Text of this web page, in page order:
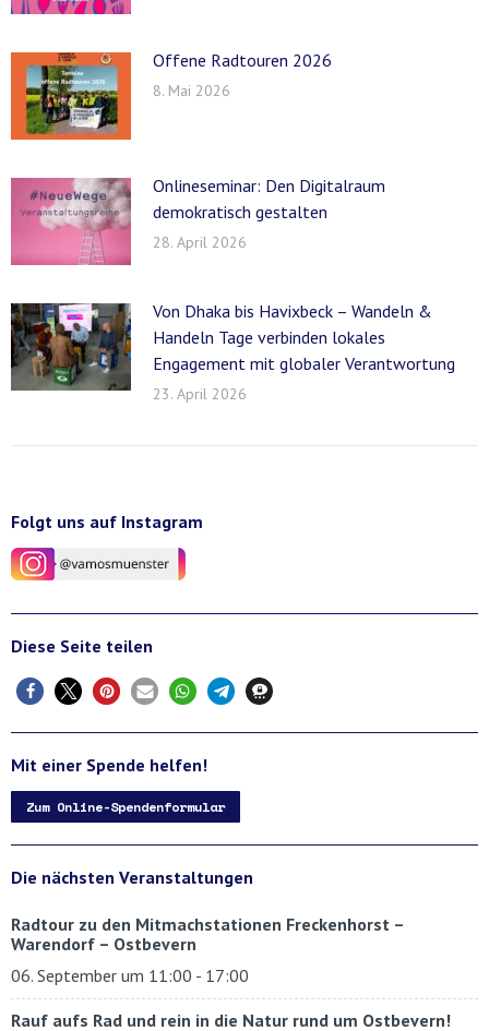
Offene Radtouren 2026
8. Mai 2026
Onlineseminar: Den Digitalraum
demokratisch gestalten
28. April 2026
Von Dhaka bis Havixbeck – Wandeln &
Handeln Tage verbinden lokales
Engagement mit globaler Verantwortung
23. April 2026
Folgt uns auf Instagram
Diese Seite teilen
Mit einer Spende helfen!
Zum Online-Spendenformular
Die nächsten Veranstaltungen
Radtour zu den Mitmachstationen Freckenhorst –
Warendorf – Ostbevern
06. September um 11:00 - 17:00
Rauf aufs Rad und rein in die Natur rund um Ostbevern!